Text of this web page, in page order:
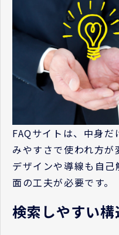
FAQサイトは、中身
みやすさで使われ方が
デザインや導線も自
面の工夫が必要です。
検索しやすい構